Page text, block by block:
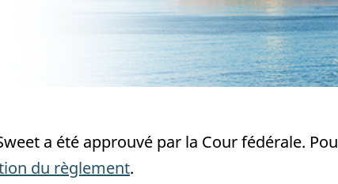
a été approuvé par la Cour fédérale.
du règlement.